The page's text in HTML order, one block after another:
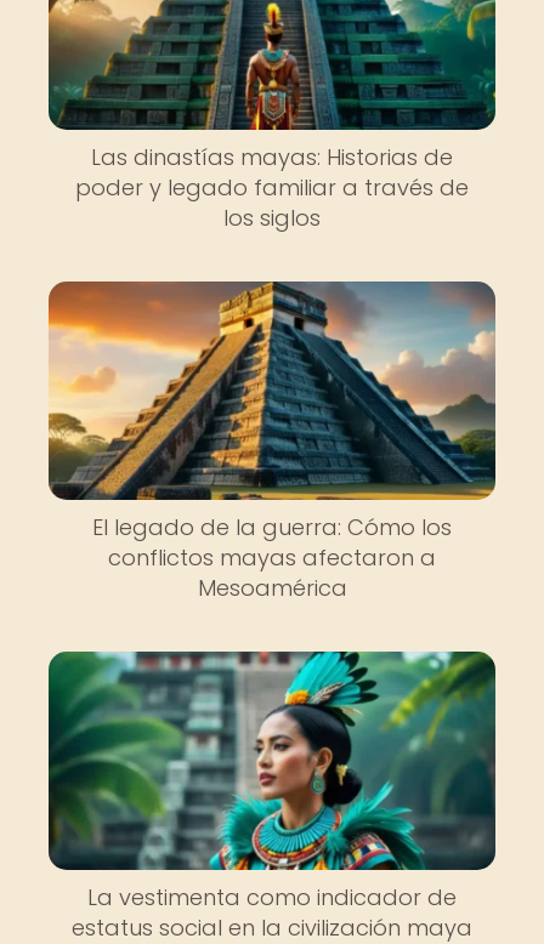
Las dinastías mayas: Historias de
poder y legado familiar a través de
los siglos
El legado de la guerra: Cómo los
conflictos mayas afectaron a
Mesoamérica
La vestimenta como indicador de
estatus social en la civilización maya